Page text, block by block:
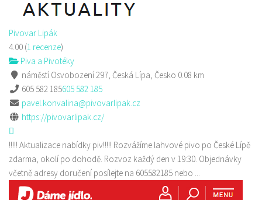
Pivovar Lipák
4.00 (1 recenze)
Piva a Pivotéky
náměstí Osvobození 297, Česká Lípa, Česko 0.08 km
605 582 185605 582 185
pavel.konvalina@pivovarlipak.cz
https://pivovarlipak.cz/
!!!!! Aktualizace nabídky piv!!!!! Rozvážíme lahvové pivo po České Lípě
zdarma, okolí po dohodě. Rozvoz každý den v 19:30. Objednávky
včetně adresy doručení posílejte na 605582185 nebo ...